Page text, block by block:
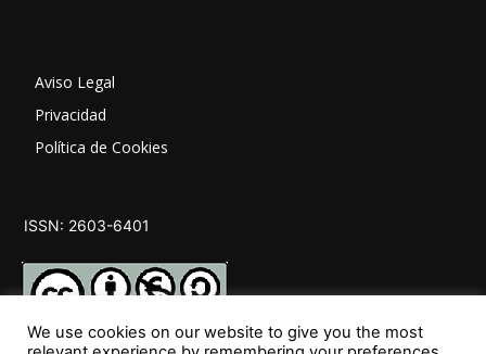
Aviso Legal
Privacidad
Política de Cookies
ISSN: 2603-6401
We use cookies on our website to give you the most